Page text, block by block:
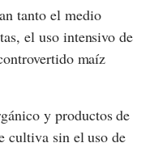
tanto el medio
el uso intensivo de
maíz
y productos de
cultiva sin el uso de